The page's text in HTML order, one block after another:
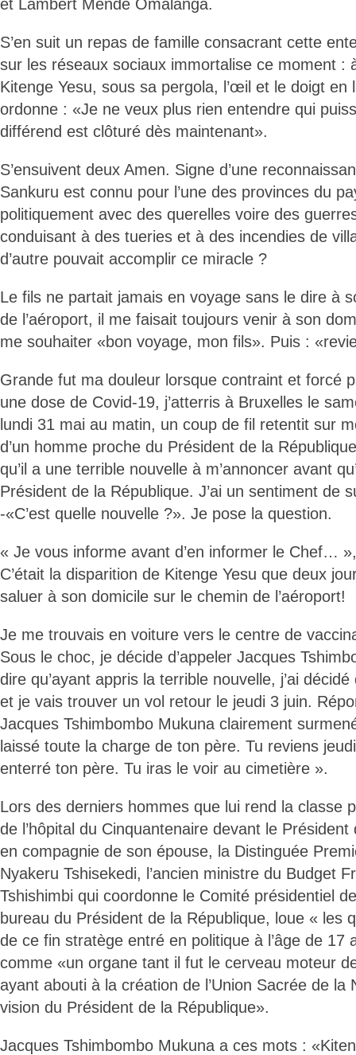
et Lambert Mende Omalanga.
S’en suit un repas de famille consacrant cette
sur les réseaux sociaux immortalise ce moment :
Kitenge Yesu, sous sa pergola, l’œil et le doigt en
ordonne : «Je ne veux plus rien entendre qui
différend est clôturé dès maintenant».
S’ensuivent deux Amen. Signe d’une
Sankuru est connu pour l’une des provinces du
politiquement avec des querelles voire des
conduisant à des tueries et à des incendies de
d’autre pouvait accomplir ce miracle ?
Le fils ne partait jamais en voyage sans le dire à
de l’aéroport, il me faisait toujours venir à son
me souhaiter «bon voyage, mon fils». Puis :
Grande fut ma douleur lorsque contraint et forcé
une dose de Covid-19, j’atterris à Bruxelles le
lundi 31 mai au matin, un coup de fil retentit sur
d’un homme proche du Président de la
qu’il a une terrible nouvelle à m’annoncer avant
Président de la République. J’ai un sentiment de
-«C’est quelle nouvelle ?». Je pose la question.
« Je vous informe avant d’en informer le Chef…
C’était la disparition de Kitenge Yesu que deux
saluer à son domicile sur le chemin de l’aéroport!
Je me trouvais en voiture vers le centre de
Sous le choc, je décide d’appeler Jacques
dire qu’ayant appris la terrible nouvelle, j’ai
et je vais trouver un vol retour le jeudi 3 juin.
Jacques Tshimbombo Mukuna clairement
laissé toute la charge de ton père. Tu reviens
enterré ton père. Tu iras le voir au cimetière ».
Lors des derniers hommes que lui rend la classe
de l’hôpital du Cinquantenaire devant le
en compagnie de son épouse, la Distinguée
Nyakeru Tshisekedi, l’ancien ministre du Budget
Tshishimbi qui coordonne le Comité présidentiel
bureau du Président de la République, loue « les
de ce fin stratège entré en politique à l’âge de 17
comme «un organe tant il fut le cerveau moteur
ayant abouti à la création de l’Union Sacrée de la
vision du Président de la République».
Jacques Tshimbombo Mukuna a ces mots :